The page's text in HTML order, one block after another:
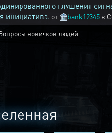
глушения
инициатива. от 🏦bank12345 в
новичков людей